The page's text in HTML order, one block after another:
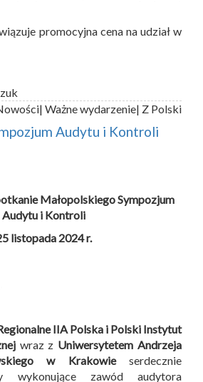
promocyjna cena na udział w
| Ważne wydarzenie| Z Polski
Audytu i Kontroli
Małopolskiego Sympozjum
Audytu i Kontroli
listopada 2024 r.
IIA Polska i Polski Instytut
wraz z Uniwersytetem Andrzeja
w Krakowieserdecznie
wykonujące zawód audytora